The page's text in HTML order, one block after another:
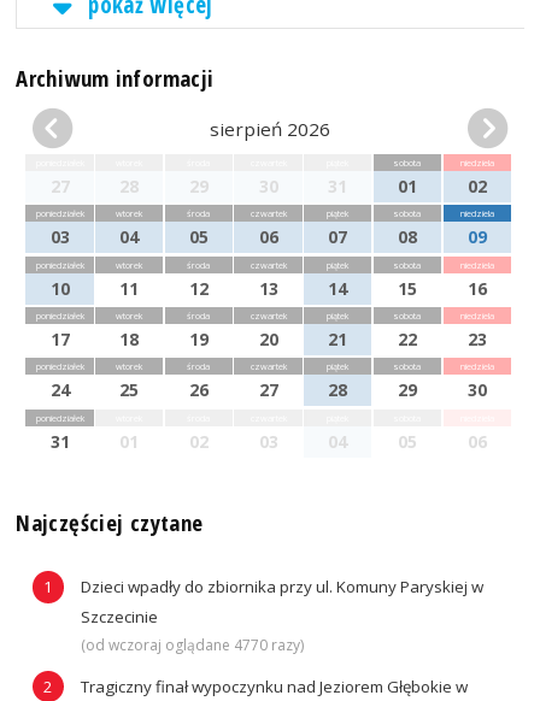
Archiwum informacji
sierpień 2026
27 28 29 30 31
sobota
01
niedziela
02
poniedziałek
03
wtorek
04
środa
05
czwartek
06
piątek
07
sobota
08
niedziela
09
poniedziałek
10
wtorek
11
środa
12
czwartek
13
piątek
14
sobota
15
niedziela
16
poniedziałek
17
wtorek
18
środa
19
czwartek
20
piątek
21
sobota
22
niedziela
23
poniedziałek
24
wtorek
25
środa
26
czwartek
27
piątek
28
sobota
29
niedziela
30
poniedziałek
31 01 02 03 04 05 06
Najczęściej czytane
Dzieci wpadły do zbiornika przy ul. Komuny Paryskiej w
Szczecinie
(od wczoraj oglądane 4770 razy)
Tragiczny finał wypoczynku nad Jeziorem Głębokie w